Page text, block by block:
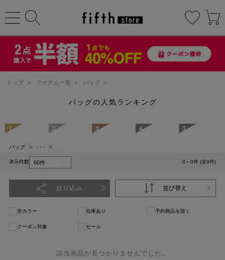
トップ > アイテム一覧 > バッグ >
バッグの人気ランキング
1 2 3 4 5
バッグ - - -
表示件数 0～0件 (全0件)
絞り込み 並び替え
全カラー 在庫あり 予約商品を除く
クーポン対象 セール
該当商品が見つかりませんでした。